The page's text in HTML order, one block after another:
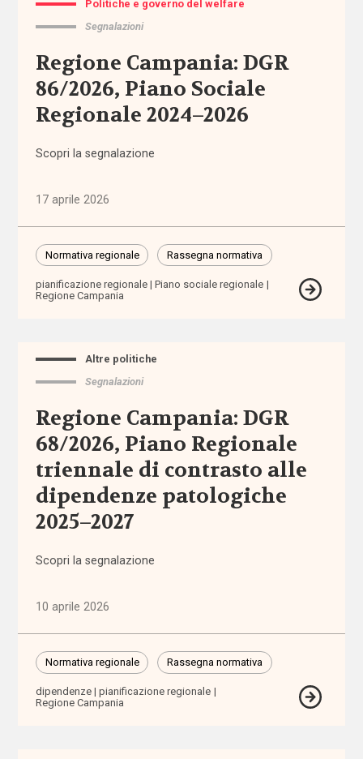
Alzheimer
ambiente
ambito
territoriale
condivisa
Anac
Anpal
appalti
aree
interne
aspettativa
di cura
Politiche e governo del welfare
Segnalazioni
Regione Campania: DGR
86/2026, Piano Sociale
Regionale 2024–2026
Scopri la segnalazione
17 aprile 2026
Normativa regionale Rassegna normativa
pianificazione regionale
Piano sociale regionale
Regione Campania
Altre politiche
Segnalazioni
Regione Campania: DGR
68/2026, Piano Regionale
triennale di contrasto alle
dipendenze patologiche
2025–2027
Scopri la segnalazione
10 aprile 2026
Normativa regionale Rassegna normativa
dipendenze
pianificazione regionale
Regione Campania